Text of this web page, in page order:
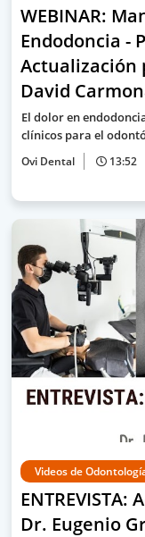
WEBINAR:
Endodoncia -
Actualización
David
El dolor en
clínicos para el
Ovi Dental 13:52
Videos de
Dr. Eugenio